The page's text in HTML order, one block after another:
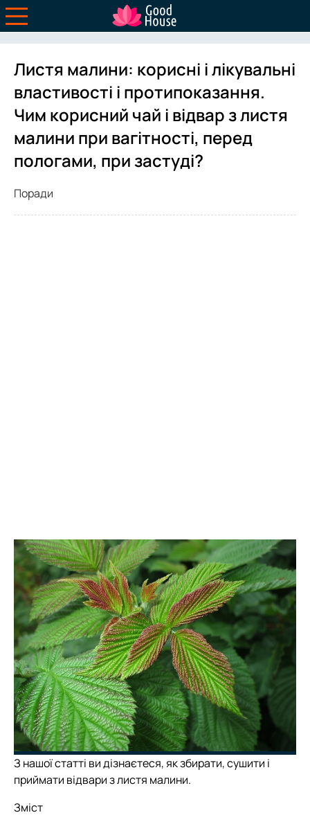
Листя малини: корисні і лікувальні
властивості і протипоказання.
Чим корисний чай і відвар з листя
малини при вагітності, перед
пологами, при застуді?
Поради
З нашої статті ви дізнаєтеся, як збирати, сушити і
приймати відвари з листя малини.
Зміст